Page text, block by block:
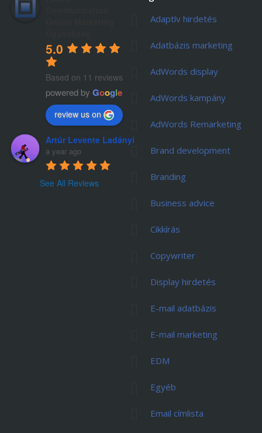
5.0
Based on 11 reviews
powered by Google
review us on
Artúr Levente Ladányi
a year ago
See All Reviews
Adaptív hirdetés
Adatbázis marketing
AdWords display
AdWords kampány
AdWords Remarketing
Brand development
Branding
Business advice
Cikkírás
Copywriter
Display hirdetés
E-mail adatbázis
E-mail marketing
EDM
Egyéb
Email címlista